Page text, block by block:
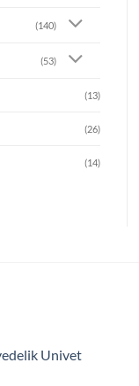
(140)
(53)
(13)
(26)
(14)
Univet